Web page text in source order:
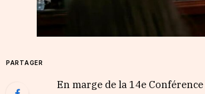
PARTAGER
En marge de la 14e